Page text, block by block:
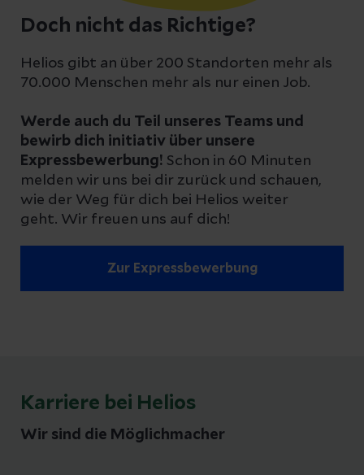
Doch nicht das Richtige?
Helios gibt an über 200 Standorten mehr als
70.000 Menschen mehr als nur einen Job.
Werde auch du Teil unseres Teams und
bewirb dich initiativ über unsere
Expressbewerbung! Schon in 60 Minuten
melden wir uns bei dir zurück und schauen,
wie der Weg für dich bei Helios weiter
geht. Wir freuen uns auf dich!
Zur Expressbewerbung
Karriere bei Helios
Wir sind die Möglichmacher